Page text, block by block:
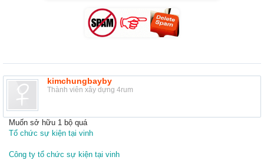
kimchungbayby
Thành viên xây dựng 4rum
Muốn sở hữu 1 bộ quá
Tổ chức sự kiện tại vinh
Công ty tổ chức sự kiện tại vinh